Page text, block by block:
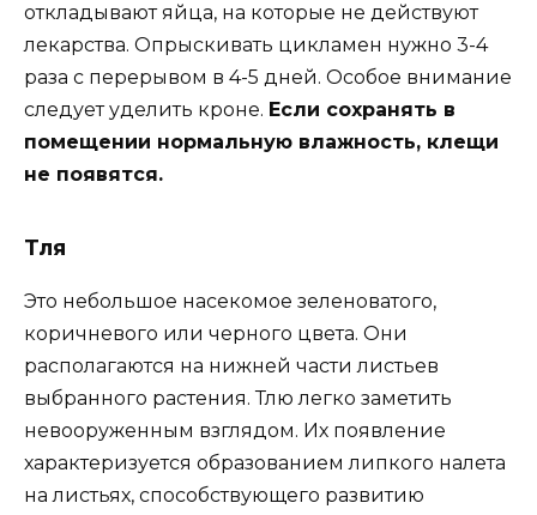
откладывают яйца, на которые не действуют
лекарства. Опрыскивать цикламен нужно 3-4
раза с перерывом в 4-5 дней. Особое внимание
следует уделить кроне. Если сохранять в
помещении нормальную влажность, клещи
не появятся.
Тля
Это небольшое насекомое зеленоватого,
коричневого или черного цвета. Они
располагаются на нижней части листьев
выбранного растения. Тлю легко заметить
невооруженным взглядом. Их появление
характеризуется образованием липкого налета
на листьях, способствующего развитию